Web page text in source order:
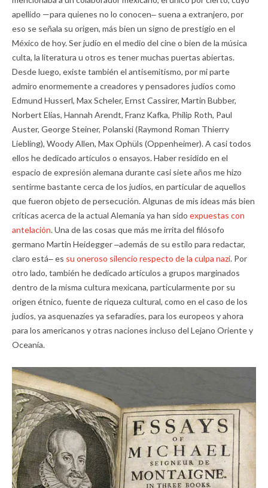
apellido —para quienes no lo conocen‒ suena a extranjero, por
eso se señala su origen, más bien un signo de prestigio en el
México de hoy. Ser judío en el medio del cine o bien de la música
culta, la literatura u otros es tener muchas puertas abiertas.
Desde luego, existe también el antisemitismo, por mi parte
admiro enormemente a creadores y pensadores judíos como
Edmund Husserl, Max Scheler, Ernst Cassirer, Martin Bubber,
Norbert Elias, Hannah Arendt, Franz Kafka, Philip Roth, Paul
Auster, George Steiner, Polanski (Raymond Roman Thierry
Liebling), Woody Allen, Max Ophüls (Oppenheimer). A casi todos
ellos he dedicado artículos o ensayos. Haber residido en el
espacio de expresión alemana durante casi siete años me hizo
sentirme bastante cerca de los judíos, en particular de aquellos
que fueron objeto de persecución. Algunas de mis ideas más bien
críticas acerca de la actual Alemania ya han sido expuestas con
antelación. Una de las cosas que más me irrita del filósofo
germano Martin Heidegger ‒además de su estilo para redactar,
claro está‒ es su oneroso silencio respecto de la culpa nazi. Por
otro lado, también he dedicado artículos a grupos marginados
dentro de la misma cultura mexicana, particularmente por su
origen étnico, fuente de riqueza cultural, como en el caso de los
judíos, ya asquenazíes ya sefaradíes, para los europeos y ahora
para los americanos y otras naciones incluso del Lejano Oriente y
Oceanía.